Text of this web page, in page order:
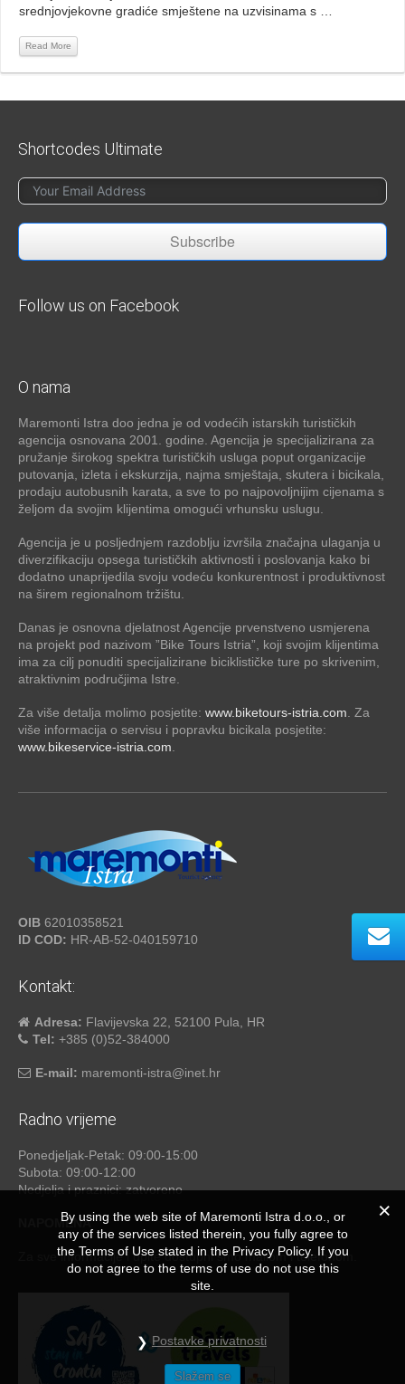
srednjovjekovne gradiće smještene na uzvisinama s …
Read More
Shortcodes Ultimate
Subscribe
Follow us on Facebook
O nama
Maremonti Istra doo jedna je od vodećih istarskih turističkih
agencija osnovana 2001. godine. Agencija je specijalizirana za
pružanje širokog spektra turističkih usluga poput organizacije
putovanja, izleta i ekskurzija, najma smještaja, skutera i bicikala,
prodaju autobusnih karata, a sve to po najpovoljnijim cijenama s
željom da svojim klijentima omogući vrhunsku uslugu.
Agencija je u posljednjem razdoblju izvršila značajna ulaganja u
diverzifikaciju opsega turističkih aktivnosti i poslovanja kako bi
dodatno unaprijedila svoju vodeću konkurentnost i produktivnost
na širem regionalnom tržištu.
Danas je osnovna djelatnost Agencije prvenstveno usmjerena
na projekt pod nazivom ”Bike Tours Istria”, koji svojim klijentima
ima za cilj ponuditi specijalizirane biciklističke ture po skrivenim,
atraktivnim područjima Istre.
Za više detalja molimo posjetite: www.biketours-istria.com . Za
više informacija o servisu i popravku bicikala posjetite:
www.bikeservice-istria.com
OIB 62010358521
ID COD: HR-AB-52-040159710
Kontakt:
Adresa: Flavijevska 22, 52100 Pula, HR
Tel: +385 (0)52-384000
E-mail: maremonti-istra@inet.hr
Radno vrijeme
Ponedjeljak-Petak: 09:00-15:00
Subota: 09:00-12:00
Nedjelja i praznici: zatvoreno
NAPOMENA
Za sve informacije i upite dostupni smo mailom i telefonom.
By using the web site of Maremonti Istra d.o.o., or
any of the services listed therein, you fully agree to
the Terms of Use stated in the Privacy Policy. If you
do not agree to the terms of use do not use this
site.
Postavke privatnosti
Slažem se